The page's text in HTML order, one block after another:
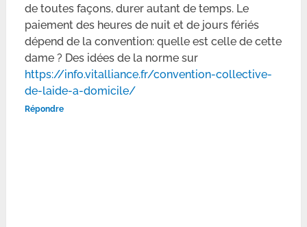
de toutes façons, durer autant de temps. Le
paiement des heures de nuit et de jours fériés
dépend de la convention: quelle est celle de cette
dame ? Des idées de la norme sur
https://info.vitalliance.fr/convention-collective-
de-laide-a-domicile/
Répondre